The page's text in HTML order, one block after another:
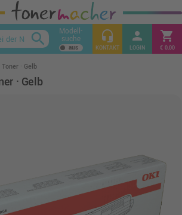
keyboard_arrow_up
search Modell-
suche headset_mic
KONTAKT
person
LOGIN
shopping_cart
€ 0,00
· Gelb
· Gelb